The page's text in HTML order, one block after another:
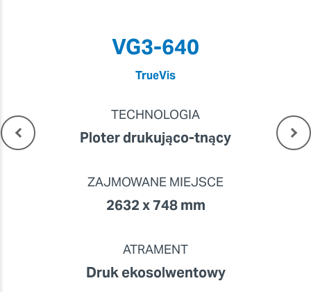
VG3-640
TrueVis
TECHNOLOGIA
Ploter drukująco-tnący
ZAJMOWANE MIEJSCE
2632 x 748 mm
ATRAMENT
Druk ekosolwentowy